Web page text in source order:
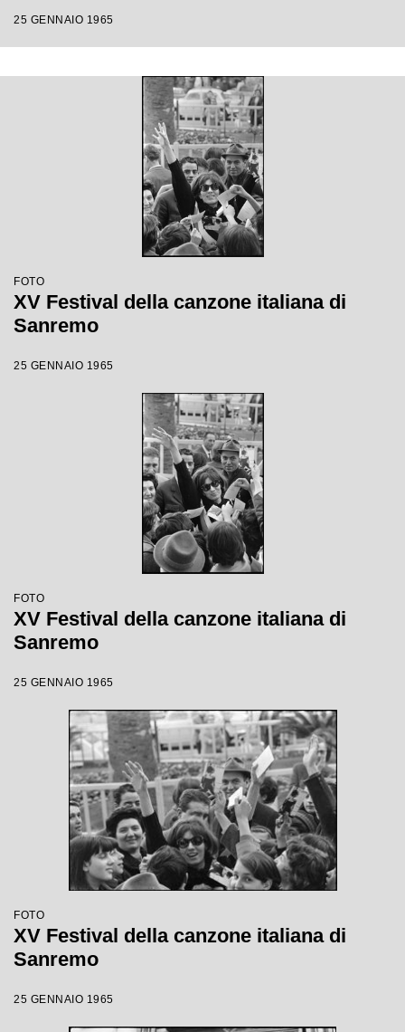
25 GENNAIO 1965
FOTO
XV Festival della canzone italiana di
Sanremo
25 GENNAIO 1965
FOTO
XV Festival della canzone italiana di
Sanremo
25 GENNAIO 1965
FOTO
XV Festival della canzone italiana di
Sanremo
25 GENNAIO 1965